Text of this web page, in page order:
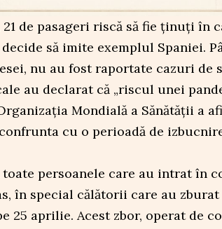
de pasageri riscă să fie ținuți în
să imite exemplul Spaniei.
nu au fost raportate cazuri de
au declarat că „riscul unei
Mondială a Sănătății a
cu o perioadă de
persoanele care au intrat în
în special călătorii care au zburat
25 aprilie. Acest zbor, operat de